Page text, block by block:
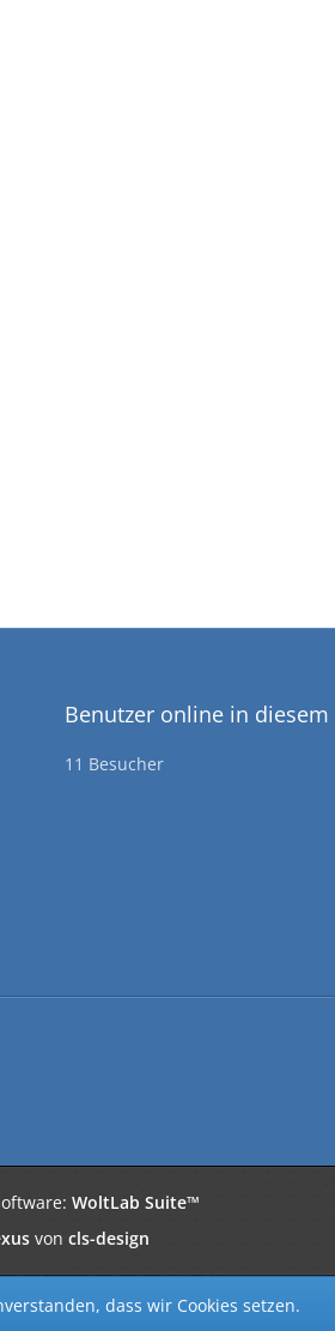
Benutzer online in diesem
11 Besucher
WoltLab Suite™
von cls-design
dass wir Cookies setzen.